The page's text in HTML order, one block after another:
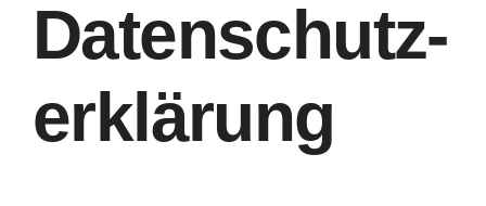
Datenschutz­
erklärung